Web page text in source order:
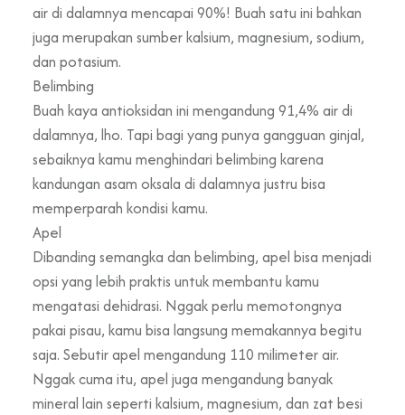
air di dalamnya mencapai 90%! Buah satu ini bahkan
juga merupakan sumber kalsium, magnesium, sodium,
dan potasium.
Belimbing
Buah kaya antioksidan ini mengandung 91,4% air di
dalamnya, lho. Tapi bagi yang punya gangguan ginjal,
sebaiknya kamu menghindari belimbing karena
kandungan asam oksala di dalamnya justru bisa
memperparah kondisi kamu.
Apel
Dibanding semangka dan belimbing, apel bisa menjadi
opsi yang lebih praktis untuk membantu kamu
mengatasi dehidrasi. Nggak perlu memotongnya
pakai pisau, kamu bisa langsung memakannya begitu
saja. Sebutir apel mengandung 110 milimeter air.
Nggak cuma itu, apel juga mengandung banyak
mineral lain seperti kalsium, magnesium, dan zat besi